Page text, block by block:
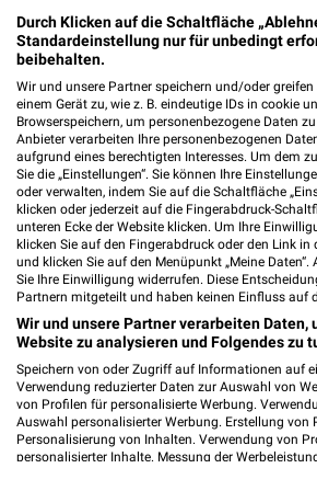
Oberstr. 161
56154 Boppard
476,89 km • Angebote: 3
BabyOne Ingelheim
Nahering 20
55218 Ingelheim
Heute 09:30 - 19:00 Uhr |
468,70 km
Ernsting's family Nastätten
Bahnhofstr. 13
56355 Nastätten
Heute 09:00 - 19:00 Uhr |
Durch Klicken auf die Schaltfläche
Standardeinstellung nur für unbedingt
beibehalten.
Wir und unsere Partner speichern und/oder
einem Gerät zu, wie z. B. eindeutige IDs in cookie
Browserspeichern, um personenbezogene Daten
Anbieter verarbeiten Ihre personenbezogenen
aufgrund eines berechtigten Interesses. Um dem
Sie die „Einstellungen“. Sie können Ihre
oder verwalten, indem Sie auf die Schaltfläche
klicken oder jederzeit auf die Fingerabdruck-
unteren Ecke der Website klicken. Um Ihre
klicken Sie auf den Fingerabdruck oder den Link in
und klicken Sie auf den Menüpunkt „Meine Daten“.
Sie Ihre Einwilligung widerrufen. Diese
Partnern mitgeteilt und haben keinen Einfluss auf
Wir und unsere Partner verarbeiten Daten,
Website zu analysieren und Folgendes zu
Speichern von oder Zugriff auf Informationen auf
Verwendung reduzierter Daten zur Auswahl von
von Profilen für personalisierte Werbung.
Auswahl personalisierter Werbung. Erstellung von
Personalisierung von Inhalten. Verwendung von
personalisierter Inhalte. Messung der